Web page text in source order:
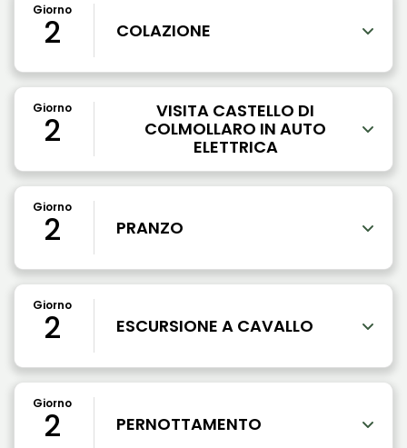
Giorno
2 COLAZIONE
Giorno
2
VISITA CASTELLO DI
COLMOLLARO IN AUTO
ELETTRICA
Giorno
2 PRANZO
Giorno
2 ESCURSIONE A CAVALLO
Giorno
2 PERNOTTAMENTO